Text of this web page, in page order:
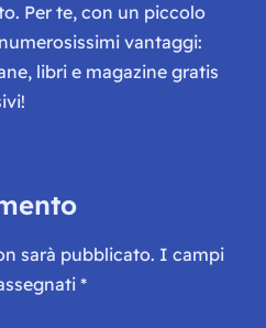
Per te, con un piccolo
vantaggi:
libri e magazine gratis
sarà pubblicato. I campi
*